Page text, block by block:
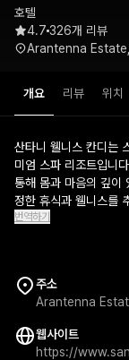
호텔
4.7 326개 리뷰
Arantenna
개요 리뷰 위치
산타니 웰니스 칸디는
미엄 스파 리조트입니
통해 몸과 마음의 깊이
정한 휴식과 웰니스를
번역하기
주소
Arantenna
웹사이트
https://